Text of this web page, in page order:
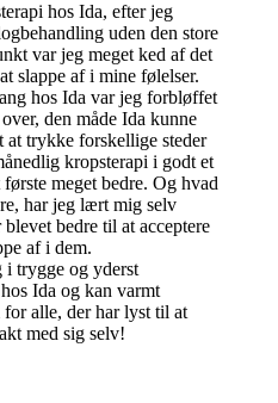
hos Ida, efter jeg
uden den store
var jeg meget ked af det
slappe af i mine følelser.
hos Ida var jeg forbløffet
den måde Ida kunne
trykke forskellige steder
kropsterapi i godt et
meget bedre. Og hvad
har jeg lært mig selv
bedre til at acceptere
af i dem.
i trygge og yderst
Ida og kan varmt
for alle, der har lyst til at
med sig selv!